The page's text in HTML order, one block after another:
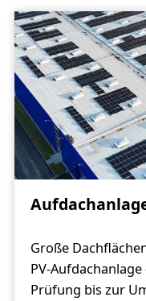
Große
PV-
Prüfung bis zur